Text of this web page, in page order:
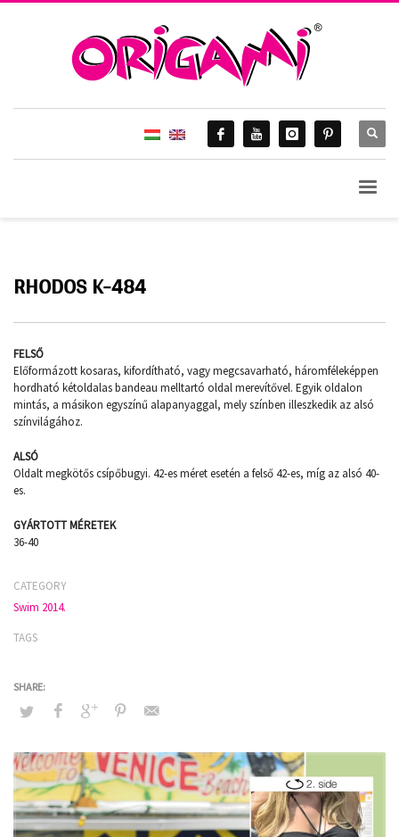
RHODOS K-484
FELSŐ
Előformázott kosaras, kifordítható, vagy megcsavarható, háromféleképpen
hordható kétoldalas bandeau melltartó oldal merevítővel. Egyik oldalon
mintás, a másikon egyszínű alapanyaggal, mely színben illeszkedik az alsó
színvilágához.
ALSÓ
Oldalt megkötős csípőbugyi. 42-es méret esetén a felső 42-es, míg az alsó 40-
es.
GYÁRTOTT MÉRETEK
36-40
CATEGORY
Swim 2014.
TAGS